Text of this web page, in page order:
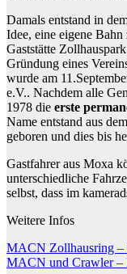
Damals entstand in
Idee, eine eigene
Gaststätte
Gründung eines
wurde am
e.V.. Nachdem alle
1978 die erste
Name entstand aus
geboren und dies bis
Gastfahrer aus Moxa
unterschiedliche
selbst, dass im
Weitere Infos
MACN Zollhausring –
MACN und Crawler –